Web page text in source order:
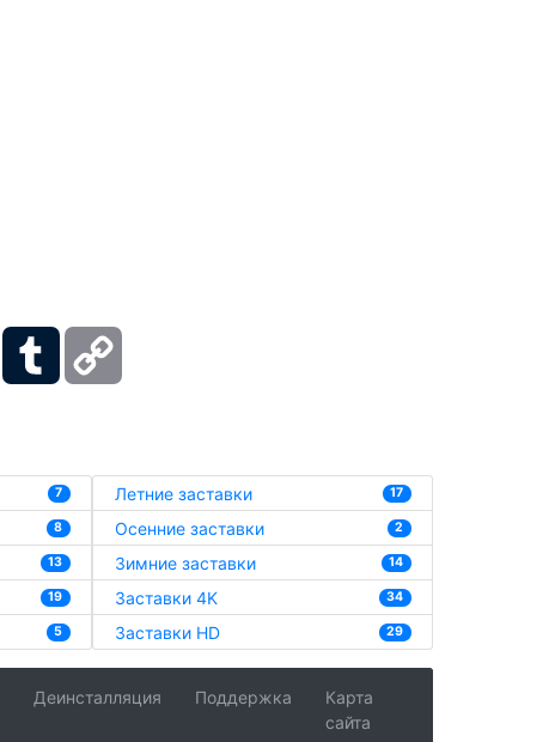
Viber Tumblr
7
8
13
19
5
Летние заставки 17
Осенние заставки 2
Зимние заставки 14
Заставки 4K 34
Заставки HD 29
Деинсталляция Поддержка
Карта
сайта